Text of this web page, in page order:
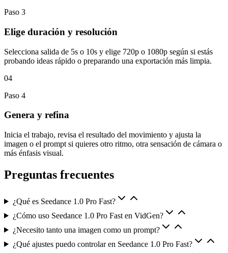
Paso 3
Elige duración y resolución
Selecciona salida de 5s o 10s y elige 720p o 1080p según si estás
probando ideas rápido o preparando una exportación más limpia.
04
Paso 4
Genera y refina
Inicia el trabajo, revisa el resultado del movimiento y ajusta la
imagen o el prompt si quieres otro ritmo, otra sensación de cámara o
más énfasis visual.
Preguntas frecuentes
¿Qué es Seedance 1.0 Pro Fast?
¿Cómo uso Seedance 1.0 Pro Fast en VidGen?
¿Necesito tanto una imagen como un prompt?
¿Qué ajustes puedo controlar en Seedance 1.0 Pro Fast?